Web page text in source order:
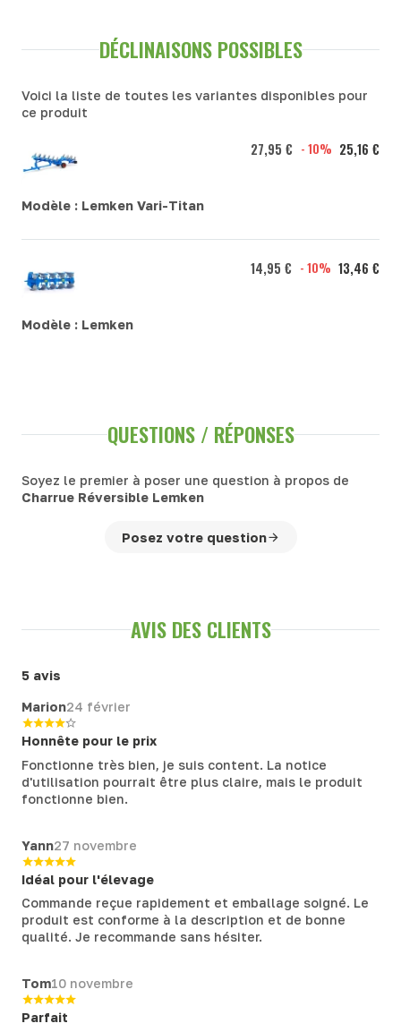
DÉCLINAISONS POSSIBLES
Voici la liste de toutes les variantes disponibles pour
ce produit
Modèle : Lemken Vari-Titan
27,95 € - 10% 25,16 €
Modèle : Lemken
14,95 € - 10% 13,46 €
QUESTIONS / RÉPONSES
Soyez le premier à poser une question à propos de
Charrue Réversible Lemken
Posez votre question
AVIS DES CLIENTS
5 avis
Marion24 février
Honnête pour le prix
Fonctionne très bien, je suis content. La notice
d'utilisation pourrait être plus claire, mais le produit
fonctionne bien.
Yann27 novembre
Idéal pour l'élevage
Commande reçue rapidement et emballage soigné. Le
produit est conforme à la description et de bonne
qualité. Je recommande sans hésiter.
Tom10 novembre
Parfait